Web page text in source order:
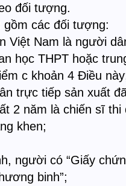
đối tượng.
các đối tượng:
Việt Nam là người
học THPT hoặc
c khoản 4 Điều
trực tiếp sản xuất
2 năm là chiến sĩ
khen;
người có “Giấy
binh”;